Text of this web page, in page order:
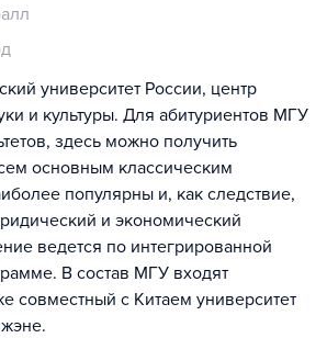
университет России, центр
и культуры. Для абитуриентов МГУ
здесь можно получить
основным классическим
популярны и, как следствие,
и экономический
ведется по интегрированной
В состав МГУ входят
совместный с Китаем университет